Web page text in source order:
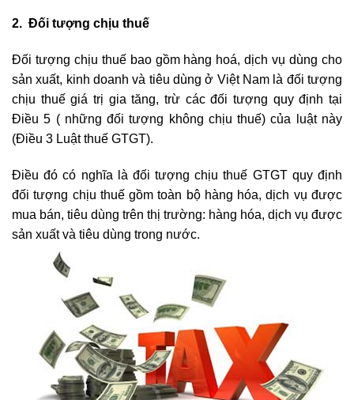
2. Đối tượng chịu thuế
Đối tượng chịu thuế bao gồm hàng hoá, dịch vụ dùng cho
sản xuất, kinh doanh và tiêu dùng ở Việt Nam là đối tượng
chịu thuế giá trị gia tăng, trừ các đối tượng quy định tại
Điều 5 ( những đối tượng không chịu thuế) của luật này
(Điều 3 Luật thuế GTGT).
Điều đó có nghĩa là đối tượng chịu thuế GTGT quy định
đối tượng chịu thuế gồm toàn bộ hàng hóa, dịch vụ được
mua bán, tiêu dùng trên thị trường: hàng hóa, dịch vụ được
sản xuất và tiêu dùng trong nước.